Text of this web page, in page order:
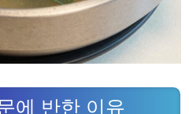
에 반한 이유